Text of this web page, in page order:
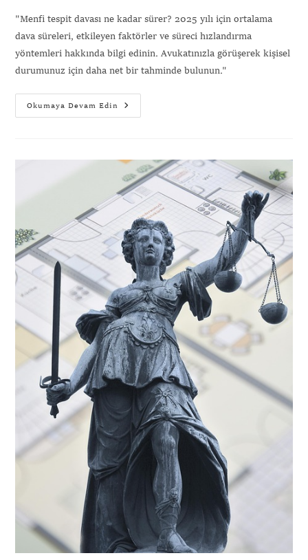
"Menfi tespit davası ne kadar sürer? 2025 yılı için ortalama
dava süreleri, etkileyen faktörler ve süreci hızlandırma
yöntemleri hakkında bilgi edinin. Avukatınızla görüşerek kişisel
durumunuz için daha net bir tahminde bulunun."
Okumaya Devam Edin